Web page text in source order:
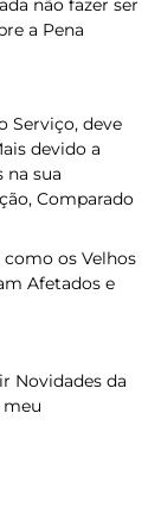
não fazer ser
a Pena
Serviço, deve
devido a
na sua
Comparado
os Velhos
Afetados e
Novidades da
meu